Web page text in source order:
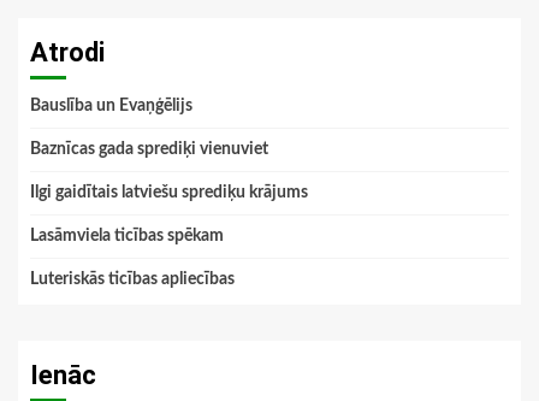
Atrodi
Bauslība un Evaņģēlijs
Baznīcas gada sprediķi vienuviet
Ilgi gaidītais latviešu sprediķu krājums
Lasāmviela ticības spēkam
Luteriskās ticības apliecības
Ienāc